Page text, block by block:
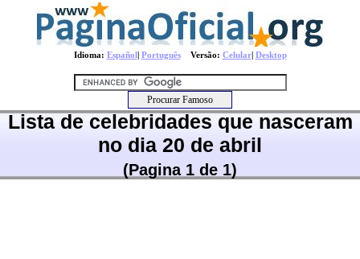
Idioma: Español| PortuguêsVersão: Celular| Desktop
Lista de celebridades que nasceram
no dia 20 de abril
(Pagina 1 de 1)